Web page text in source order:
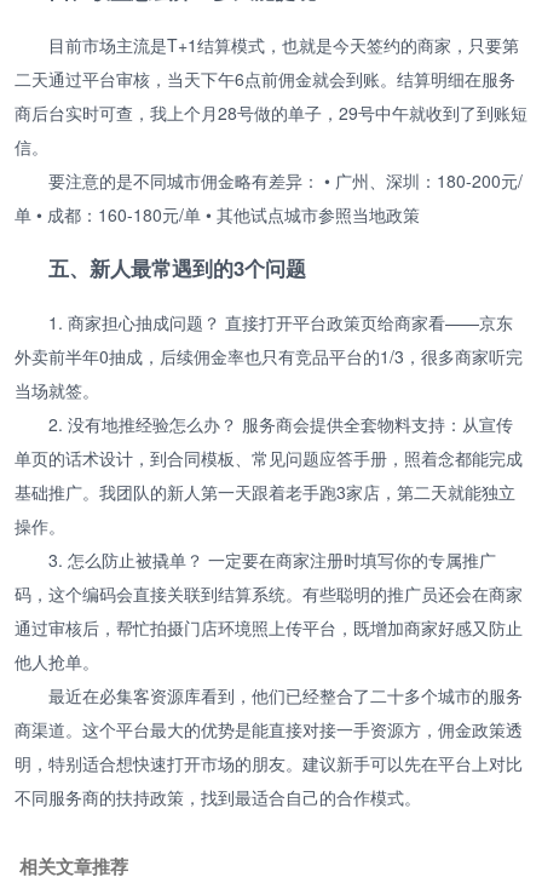
目前市场主流是T+1结算模式，也就是今天签约的商家，只要第
二天通过平台审核，当天下午6点前佣金就会到账。结算明细在服务
商后台实时可查，我上个月28号做的单子，29号中午就收到了到账短
信。
要注意的是不同城市佣金略有差异： • 广州、深圳：180-200元/
单 • 成都：160-180元/单 • 其他试点城市参照当地政策
五、新人最常遇到的3个问题
1. 商家担心抽成问题？ 直接打开平台政策页给商家看——京东
外卖前半年0抽成，后续佣金率也只有竞品平台的1/3，很多商家听完
当场就签。
2. 没有地推经验怎么办？ 服务商会提供全套物料支持：从宣传
单页的话术设计，到合同模板、常见问题应答手册，照着念都能完成
基础推广。我团队的新人第一天跟着老手跑3家店，第二天就能独立
操作。
3. 怎么防止被撬单？ 一定要在商家注册时填写你的专属推广
码，这个编码会直接关联到结算系统。有些聪明的推广员还会在商家
通过审核后，帮忙拍摄门店环境照上传平台，既增加商家好感又防止
他人抢单。
最近在必集客资源库看到，他们已经整合了二十多个城市的服务
商渠道。这个平台最大的优势是能直接对接一手资源方，佣金政策透
明，特别适合想快速打开市场的朋友。建议新手可以先在平台上对比
不同服务商的扶持政策，找到最适合自己的合作模式。
相关文章推荐